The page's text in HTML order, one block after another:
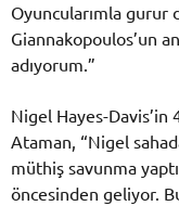
Oyuncularımla gurur
Giannakopoulos’un
adıyorum.”
Nigel Hayes-Davis’in
Ataman, “Nigel
müthiş savunma
öncesinden geliyor.